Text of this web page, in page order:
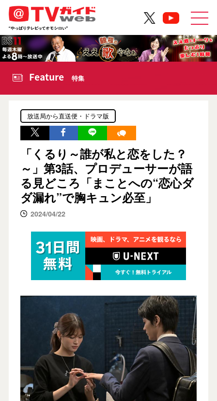
Feature 特集
放送局から直送便・ドラマ版
「くるり～誰が私と恋をした？
～」第3話、プロデューサーが語
る見どころ「まことへの“恋心ダ
ダ漏れ”で胸キュン必至」
2024/04/22